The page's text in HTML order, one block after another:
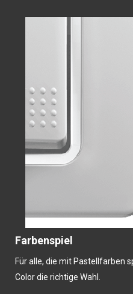
Farbenspiel
Für alle, die mit Pastellfarben
Color die richtige Wahl.